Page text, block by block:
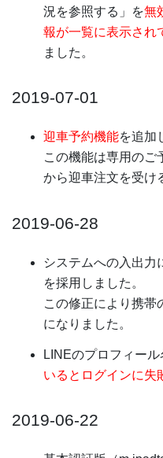
況を参照する」を無
報が一覧に表示され
ました。
2019-07-01
迎車予約機能を追加
この機能は専用のご
から迎車注文を受け
2019-06-28
システムへの入出力
を採用しました。
この修正により携帯
になりました。
LINEのプロフィール
いるとログインに失
2019-06-22